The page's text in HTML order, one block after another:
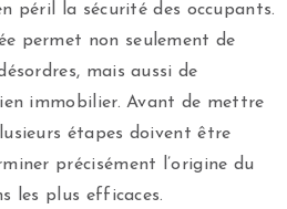
péril la sécurité des occupants.
permet non seulement de
mais aussi de
immobilier. Avant de mettre
étapes doivent être
précisément l’origine du
les plus efficaces.